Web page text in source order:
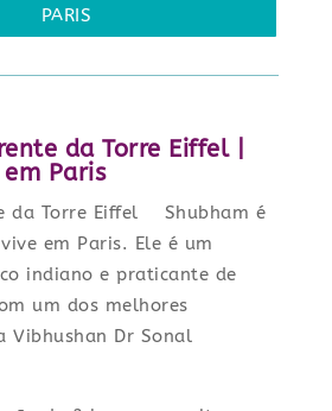
PARIS
da Torre Eiffel |
em Paris
Shubham é
em Paris. Ele é um
indiano e praticante de
um dos melhores
Vibhushan Dr Sonal